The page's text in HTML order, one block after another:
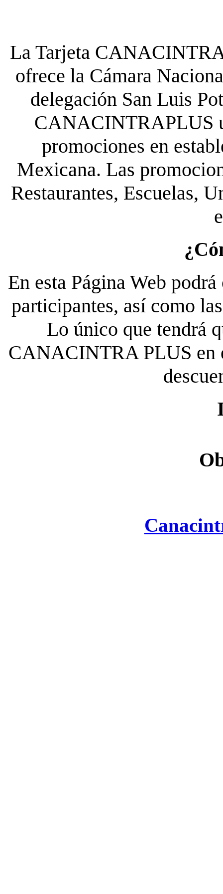
La Tarjeta
ofrece la Cámara
delegación San Luis
CANACINTRAPLUS
promociones en
Mexicana. Las
Restaurantes, Escuelas,
En esta Página Web
participantes, así como
Lo único que tendrá
CANACINTRA PLUS en